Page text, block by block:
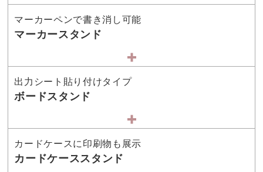
マーカーペンで書き消し可能
マーカースタンド
出力シート貼り付けタイプ
ボードスタンド
カードケースに印刷物も展示
カードケーススタンド